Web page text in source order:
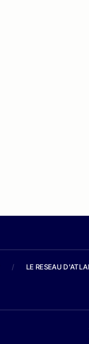
/ LE RESEAU